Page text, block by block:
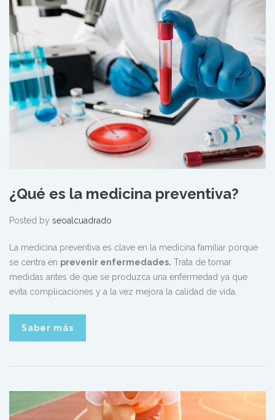
¿Qué es la medicina preventiva?
Posted by seoalcuadrado
La medicina preventiva es clave en la medicina familiar porque
se centra en prevenir enfermedades. Trata de tomar
medidas antes de que se produzca una enfermedad ya que
evita complicaciones y a la vez mejora la calidad de vida.
Saber más